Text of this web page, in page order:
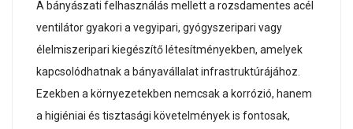
A bányászati felhasználás mellett a rozsdamentes acél
ventilátor gyakori a vegyipari, gyógyszeripari vagy
élelmiszeripari kiegészítő létesítményekben, amelyek
kapcsolódhatnak a bányavállalat infrastruktúrájához.
Ezekben a környezetekben nemcsak a korrózió, hanem
a higiéniai és tisztasági követelmények is fontosak,